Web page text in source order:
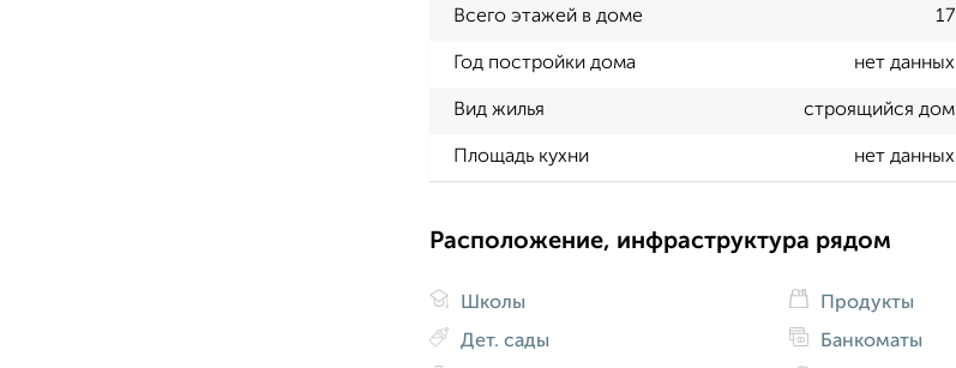
Всего этажей в доме 17
Год постройки дома нет данных
Вид жилья строящийся дом
Площадь кухни нет данных
Расположение, инфраструктура рядом
Школы
Дет. сады
Продукты
Банкоматы